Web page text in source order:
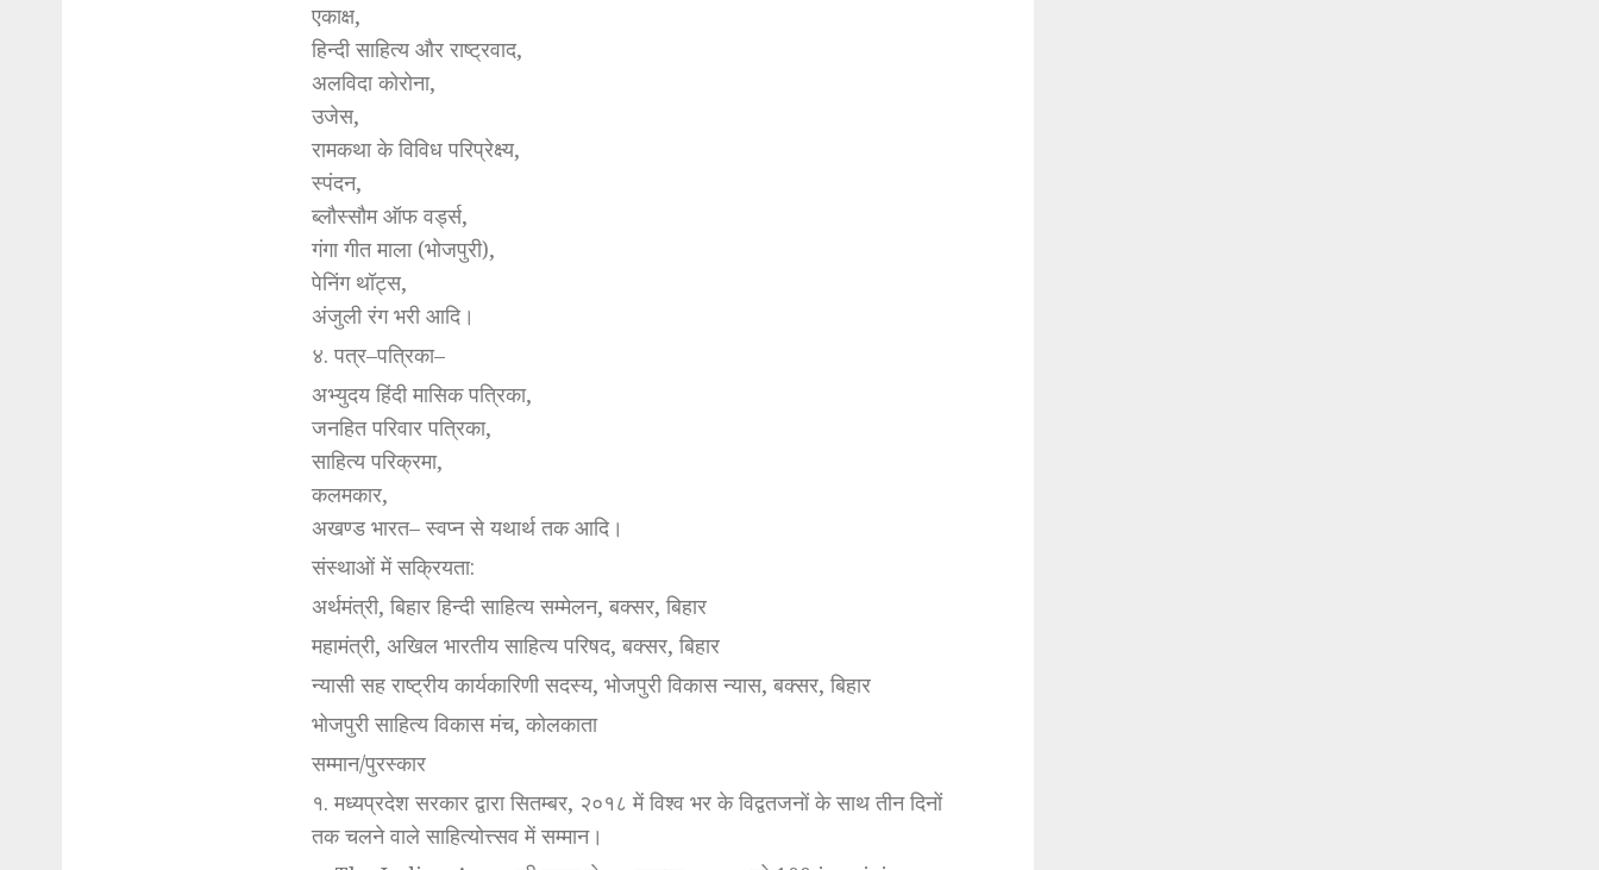
एकाक्ष,
हिन्दी साहित्य और राष्ट्रवाद,
अलविदा कोरोना,
उजेस,
रामकथा के विविध परिप्रेक्ष्य,
स्पंदन,
ब्लौस्सौम ऑफ वर्ड्स,
गंगा गीत माला (भोजपुरी),
पेनिंग थॉट्स,
अंजुली रंग भरी आदि।
४. पत्र–पत्रिका–
अभ्युदय हिंदी मासिक पत्रिका,
जनहित परिवार पत्रिका,
साहित्य परिक्रमा,
कलमकार,
अखण्ड भारत– स्वप्न से यथार्थ तक आदि।
संस्थाओं में सक्रियता:
अर्थमंत्री, बिहार हिन्दी साहित्य सम्मेलन, बक्सर, बिहार
महामंत्री, अखिल भारतीय साहित्य परिषद, बक्सर, बिहार
न्यासी सह राष्ट्रीय कार्यकारिणी सदस्य, भोजपुरी विकास न्यास, बक्सर, बिहार
भोजपुरी साहित्य विकास मंच, कोलकाता
सम्मान/पुरस्कार
१. मध्यप्रदेश सरकार द्वारा सितम्बर, २०१८ में विश्व भर के विद्वतजनों के साथ तीन दिनों
तक चलने वाले साहित्योत्त्सव में सम्मान।